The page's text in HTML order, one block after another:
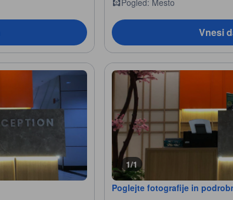
Vnesi
1/1
Poglejte fotografije in